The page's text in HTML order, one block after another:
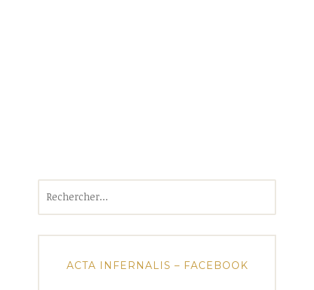
ACTA INFERNALIS – FACEBOOK